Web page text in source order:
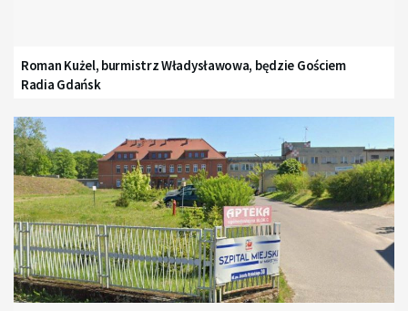
Roman Kużel, burmistrz Władysławowa, będzie Gościem
Radia Gdańsk